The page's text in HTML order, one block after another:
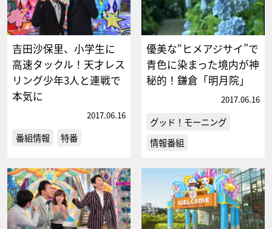
吉田沙保里、小学生に
高速タックル！天才レス
リング少年3人と連戦で
本気に
2017.06.16
番組情報 特番
優美な“ヒメアジサイ”で
青色に染まった境内が神
秘的！鎌倉「明月院」
2017.06.16
グッド！モーニング
情報番組